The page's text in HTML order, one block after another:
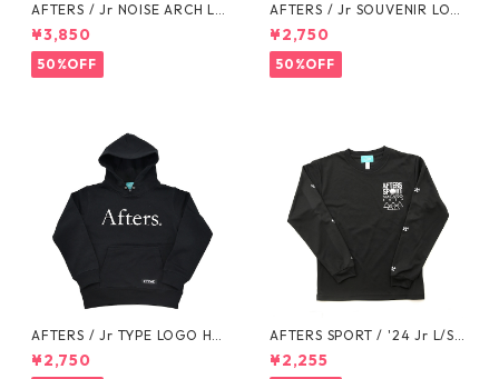
AFTERS / Jr NOISE ARCH LO
GO SWEAT
¥3,850
50%OFF
AFTERS / Jr SOUVENIR LOG
O SWEAT PANTS
¥2,750
50%OFF
AFTERS / Jr TYPE LOGO HO
ODIE
¥2,750
AFTERS SPORT / '24 Jr L/S T
EE
¥2,255